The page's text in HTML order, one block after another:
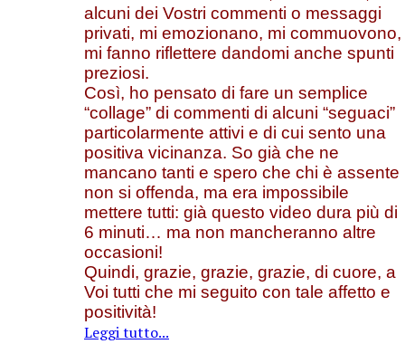
alcuni dei Vostri commenti o messaggi
privati, mi emozionano, mi commuovono,
mi fanno riflettere dandomi anche spunti
preziosi.
Così, ho pensato di fare un semplice
“collage” di commenti di alcuni “seguaci”
particolarmente attivi e di cui sento una
positiva vicinanza. So già che ne
mancano tanti e spero che chi è assente
non si offenda, ma era impossibile
mettere tutti: già questo video dura più di
6 minuti… ma non mancheranno altre
occasioni!
Quindi, grazie, grazie, grazie, di cuore, a
Voi tutti che mi seguito con tale affetto e
positività!
Leggi tutto...